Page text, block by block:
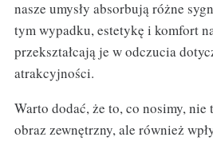
nasze umysły absorbują różne
tym wypadku, estetykę i komfort
przekształcają je w odczucia
atrakcyjności.
Warto dodać, że to, co nosimy, nie
obraz zewnętrzny, ale również